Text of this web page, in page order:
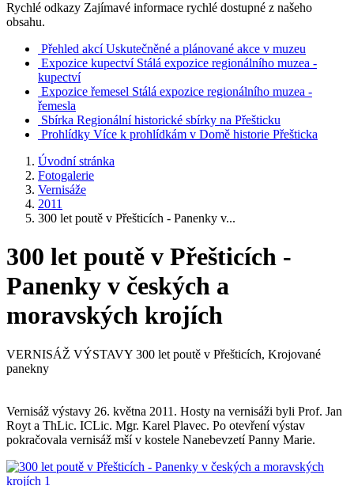
Rychlé odkazy Zajímavé informace rychlé dostupné z našeho
obsahu.
Přehled akcí Uskutečněné a plánované akce v muzeu
Expozice kupectví Stálá expozice regionálního muzea -
kupectví
Expozice řemesel Stálá expozice regionálního muzea -
řemesla
Sbírka Regionální historické sbírky na Přešticku
Prohlídky Více k prohlídkám v Domě historie Přešticka
Úvodní stránka
Fotogalerie
Vernisáže
2011
300 let poutě v Přešticích - Panenky v...
300 let poutě v Přešticích -
Panenky v českých a
moravských krojích
VERNISÁŽ VÝSTAVY 300 let poutě v Přešticích, Krojované
panekny
Vernisáž výstavy 26. května 2011. Hosty na vernisáži byli Prof. Jan
Royt a ThLic. ICLic. Mgr. Karel Plavec. Po otevření výstav
pokračovala vernisáž mší v kostele Nanebevzetí Panny Marie.